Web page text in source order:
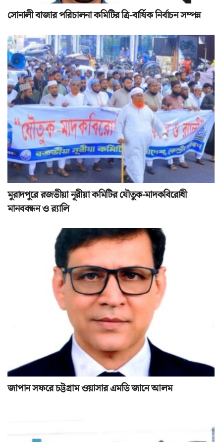
সোনালী বাজার পরিচালনা কমিটির ত্রি-বার্ষিক নির্বাচন সম্পন্ন
মুরাদপুরে রজভীয়া নূরীয়া কমিটির যৌতুক-মাদকবিরোধী
মানববন্ধন ও র‌্যালি
জাপান সফরে চট্টগ্রাম ওয়াসার এমডি জানে আলম